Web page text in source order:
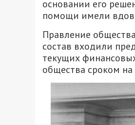
основании его
помощи имели
Правление
состав входили
текущих
общества сроком